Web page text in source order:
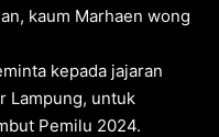
kaum Marhaen wong
kepada jajaran
Lampung, untuk
Pemilu 2024.